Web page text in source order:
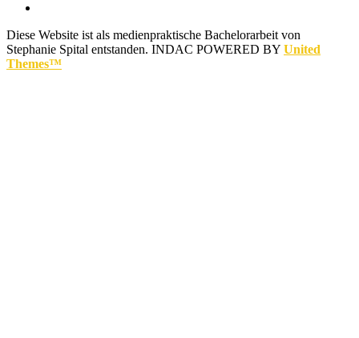
Diese Website ist als medienpraktische Bachelorarbeit von
Stephanie Spital entstanden. INDAC POWERED BY United
Themes™